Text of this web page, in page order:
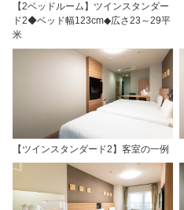
【2ベッドルーム】ツインスタンダー
ド2◆ベッド幅123cm◆広さ23～29平
米
【ツインスタンダード2】客室の一例